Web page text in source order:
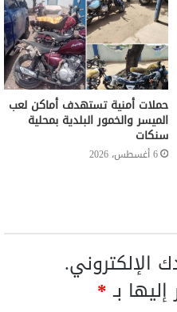
حملات أمنية تستهدف أماكن لعب
الميسر والخمور البلدية بمحلية
سنكات
6 أغسطس، 2026
الإلكتروني.
بـ*